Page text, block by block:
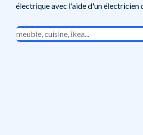
électrique avec l'aide d'un électricien